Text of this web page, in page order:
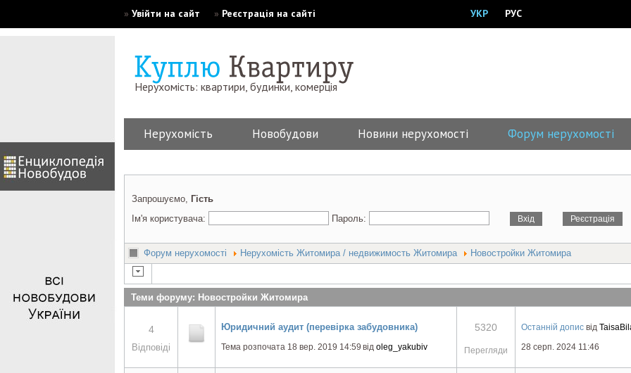
» Увійти на сайт » Реєстрація на сайті УКР РУС
Нерухомість: квартири, будинки, комерція
Нерухомість Новобудови Новини нерухомості Форум нерухомості
Запрошуємо, Гість
Ім'я користувача:
Пароль:
Форум нерухомості Нерухомість Житомира / недвижимость Житомира Новостройки Житомира
Теми форуму: Новостройки Житомира
4
Відповіді
Юридичний аудит (перевірка забудовника)
Тема розпочата 18 вер. 2019 14:59 від oleg_yakubiv
5320
Перегляди
Останній допис від
28 серп. 2024 11:46